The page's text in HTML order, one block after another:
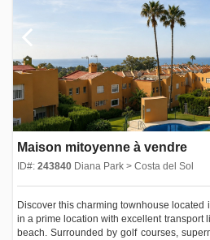
Maison mitoyenne à vendre
ID#: 243840 Diana Park > Costa del Sol
Discover this charming townhouse located
in a prime location with excellent transport
beach. Surrounded by golf courses,